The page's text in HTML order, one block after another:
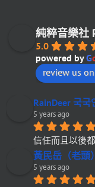
純粹音樂社
5.0
powered byG
review us on
RainDeer 국국
5 years ago
信任而且以後
黃民岳（老頭）
5 years ago